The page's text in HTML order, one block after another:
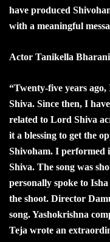
have produced
with a meaningful
Actor Tanikella
“Twenty-five years
Shiva. Since then, I
related to Lord Shiva
it a blessing to get the
Shivoham. I performed
Shiva. The song was
personally spoke to
the shoot. Director
song. Yashokrishna
Teja wrote an